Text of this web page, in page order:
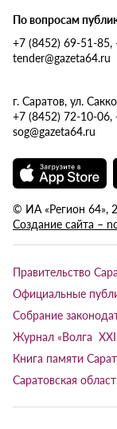
По вопросам
+7 (8452) 69-51-
tender@gazeta64.ru
г. Саратов, ул.
+7 (8452) 72-10-
sog@gazeta64.ru
© ИА «Регион 64»,
Создание сайта –
Правительство
Официальные
Собрание
Журнал «Волга XXI
Книга памяти
Саратовская